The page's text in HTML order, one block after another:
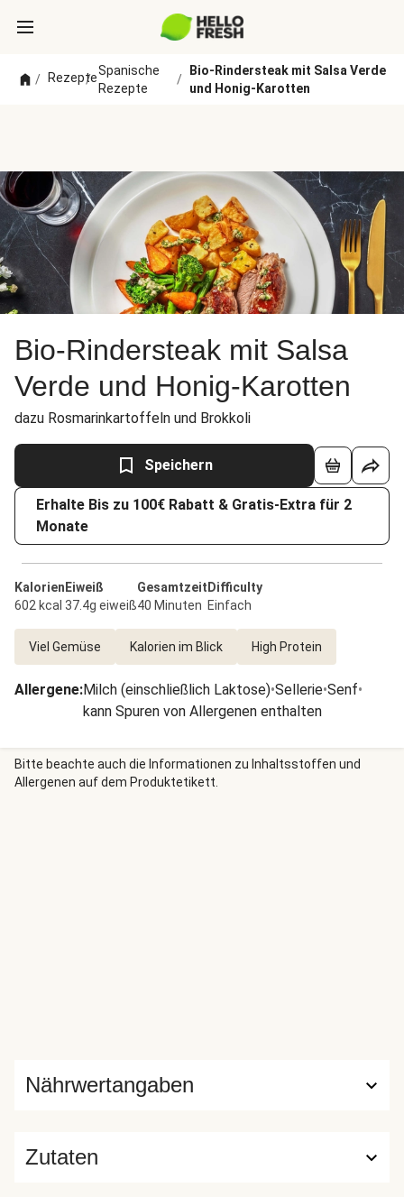
/ Rezepte
/
Spanische
Rezepte
/
Bio-Rindersteak mit Salsa Verde
und Honig-Karotten
Bio-Rindersteak mit Salsa
Verde und Honig-Karotten
dazu Rosmarinkartoffeln und Brokkoli
Speichern
Erhalte Bis zu 100€ Rabatt & Gratis-Extra für 2
Monate
Kalorien
602 kcal
Eiweiß
37.4g eiweiß
Gesamtzeit
40 Minuten
Difficulty
Einfach
Viel Gemüse Kalorien im Blick High Protein
Allergene:Milch (einschließlich Laktose)•Sellerie•Senf•
kann Spuren von Allergenen enthalten
Bitte beachte auch die Informationen zu Inhaltsstoffen und
Allergenen auf dem Produktetikett.
Zutaten
Nährwertangaben